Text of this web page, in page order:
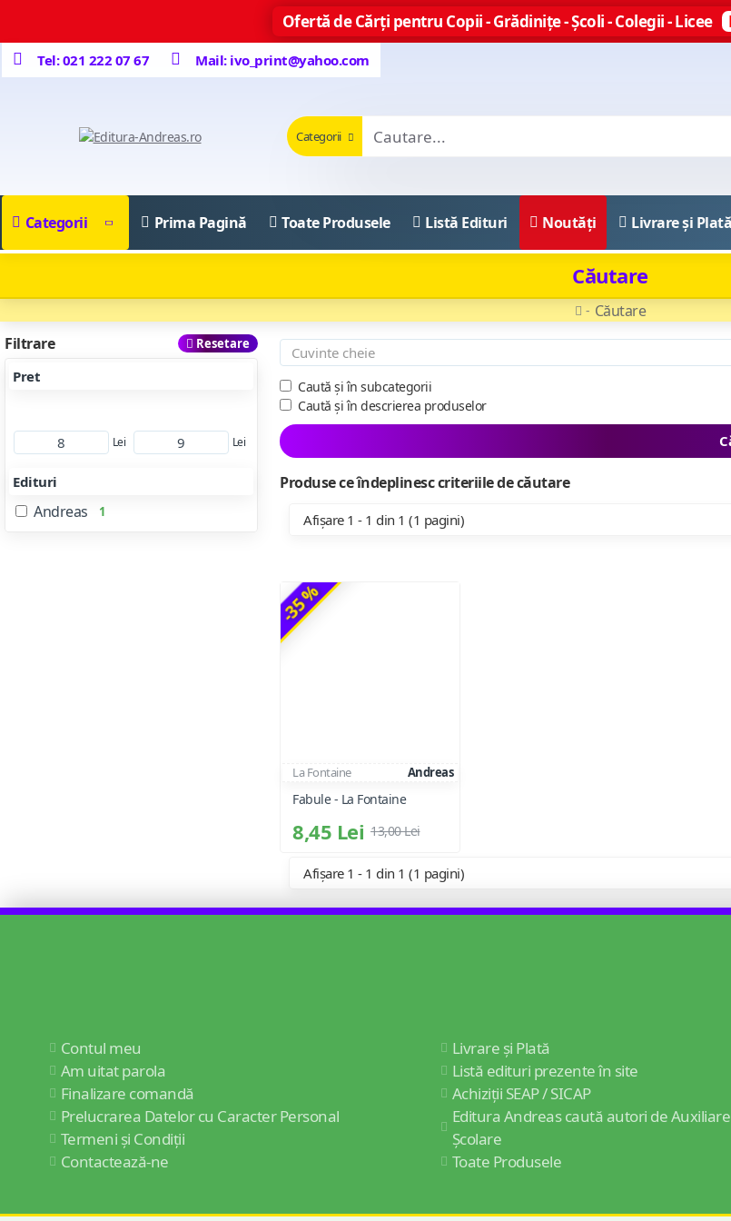
Ofertă de Cărți pentru Copii - Grădinițe - Școli - Colegii - Licee
Tel: 021 222 07 67 Mail: ivo_print@yahoo.com
Categorii
Categorii Prima Pagină Toate Produsele Listă Edituri Noutăți Livrare și Plată
Căutare
Căutare
Filtrare Resetare
Pret
Lei Lei
Edituri
Andreas 1
Caută și în subcategorii
Caută și în descrierea produselor
Produse ce îndeplinesc criteriile de căutare
Afișare 1 - 1 din 1 (1 pagini)
-35 %
La Fontaine Andreas
Fabule - La Fontaine
8,45 Lei 13,00 Lei
Afișare 1 - 1 din 1 (1 pagini)
Contul meu
Am uitat parola
Finalizare comandă
Prelucrarea Datelor cu Caracter Personal
Termeni și Condiții
Contactează-ne
Livrare și Plată
Listă edituri prezente în site
Achiziții SEAP / SICAP
Editura Andreas caută autori de Auxiliare
Școlare
Toate Produsele